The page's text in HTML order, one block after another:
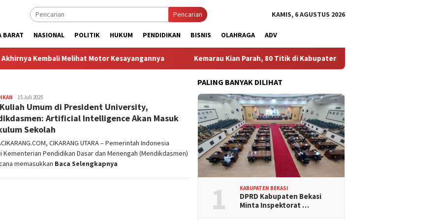
Pencarian KAMIS, 6 AGUSTUS 2026
BARAT NASIONAL POLITIK HUKUM PENDIDIKAN BISNIS OLAHRAGA ADV
Kembali Melihat Motor Kesayangannya Kemarau Kian Parah, 80 Titik di Kabupaten Bekasi Alami Krisis Air Bersih
admin
15 Juli 2025
Umum di President University,
Artificial Intelligence Akan Masuk
Sekolah
CIKARANG UTARA – Pemerintah Indonesia
Kementerian Pendidikan Dasar dan Menengah (Mendikdasmen)
memasukkan Baca Selengkapnya
PALING BANYAK DILIHAT
1 KABUPATEN BEKASI
DPRD Kabupaten Bekasi
Minta Inspektorat …